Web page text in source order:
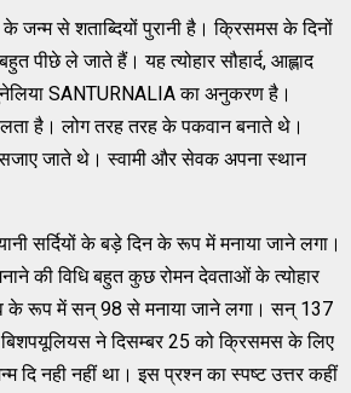
जन्म से शताब्दियों पुरानी है। क्रिसमस के दिनों
पीछे ले जाते हैं। यह त्योहार सौहार्द, आह्लाद
SANTURNALIA का अनुकरण है।
है। लोग तरह तरह के पकवान बनाते थे।
जाते थे। स्वामी और सेवक अपना स्थान
सर्दियों के बड़े दिन के रूप में मनाया जाने लगा।
की विधि बहुत कुछ रोमन देवताओं के त्योहार
के रूप में सन् 98 से मनाया जाने लगा। सन् 137
ने दिसम्बर 25 को क्रिसमस के लिए
दि नही नहीं था। इस प्रश्न का स्पष्ट उत्तर कहीं